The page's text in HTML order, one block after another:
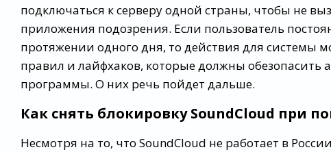
подключаться к серверу одной страны, чтобы не
приложения подозрения. Если пользователь
протяжении одного дня, то действия для системы
правил и лайфхаков, которые должны обезопасить
программы. О них речь пойдет дальше.
Как снять блокировку SoundCloud при
Несмотря на то, что SoundCloud не работает в